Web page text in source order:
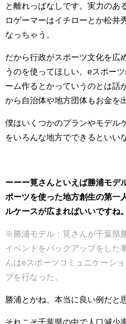
と離れっぱなしです。実力のあ
ロゲーマーはイチローとか松井
なっちゃう。
だから行政がスポーツ文化を広
うのを使ってほしい。eスポー
ーム作るとかっていうのとは話
から自治体や地方団体もお金を
僕はいくつかのプランやモデル
をいろんな地方でできるといい
ーーー筧さんといえば勝浦モデ
ポーツを使った地方創生の第一
ルケースが広まればいいですね。
※勝浦モデル：筧さんが千葉県
イベントをバックアップをした
んはeスポーツコミュニケーシ
プを行なった。
勝浦とかね、本当に良い例だと
それこそ千葉県の中で人口減少